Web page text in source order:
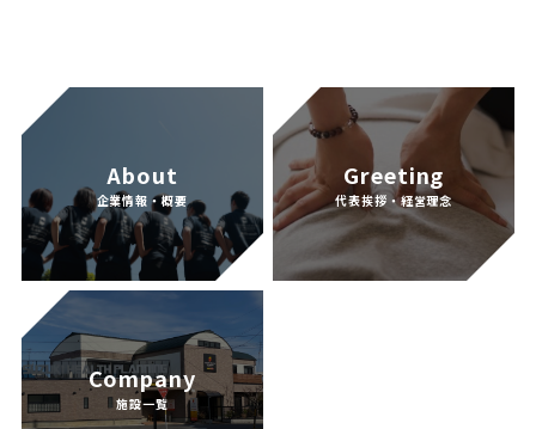
About
企業情報・概要
Greeting
代表挨拶・経営理念
Company
施設一覧